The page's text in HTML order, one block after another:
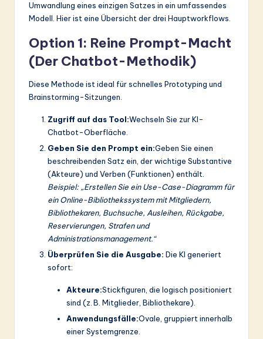
Umwandlung eines einzigen Satzes in ein umfassendes
Modell. Hier ist eine Übersicht der drei Hauptworkflows.
Option 1: Reine Prompt-Macht
(Der Chatbot-Methodik)
Diese Methode ist ideal für schnelles Prototyping und
Brainstorming-Sitzungen.
Zugriff auf das Tool:Wechseln Sie zur KI-
Chatbot-Oberfläche.
Geben Sie den Prompt ein:Geben Sie einen
beschreibenden Satz ein, der wichtige Substantive
(Akteure) und Verben (Funktionen) enthält.
Beispiel: „Erstellen Sie ein Use-Case-Diagramm für
ein Online-Bibliothekssystem mit Mitgliedern,
Bibliothekaren, Buchsuche, Ausleihen, Rückgabe,
Reservierungen, Strafen und
Administrationsmanagement.“
Überprüfen Sie die Ausgabe: Die KI generiert
sofort:
Akteure:Stickfiguren, die logisch positioniert
sind (z. B. Mitglieder, Bibliothekare).
Anwendungsfälle:Ovale, gruppiert innerhalb
einer Systemgrenze.